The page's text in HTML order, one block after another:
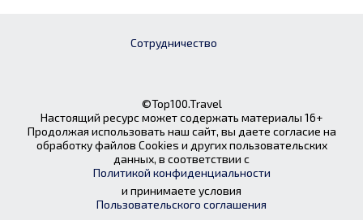
Сотрудничество
©Top100.Travel
Настоящий ресурс может содержать материалы 16+
Продолжая использовать наш сайт, вы даете согласие на
обработку файлов Cookies и других пользовательских
данных, в соответствии с
Политикой конфиденциальности
и принимаете условия
Пользовательского соглашения